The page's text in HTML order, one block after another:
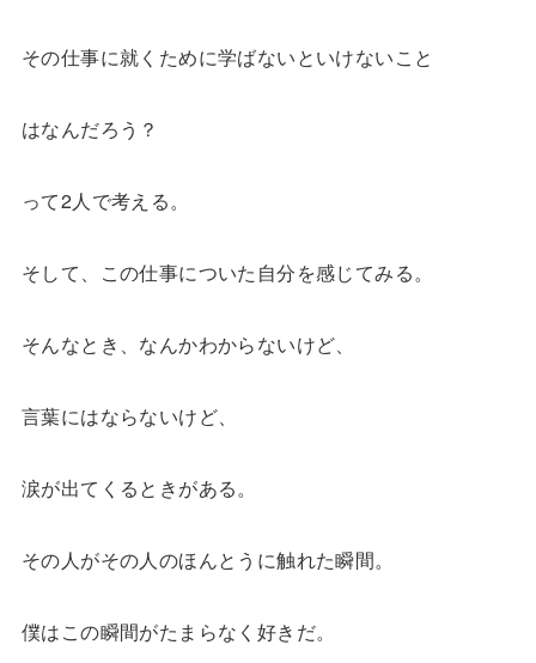
その仕事に就くために学ばないといけないこと
はなんだろう？
って2人で考える。
そして、この仕事についた自分を感じてみる。
そんなとき、なんかわからないけど、
言葉にはならないけど、
涙が出てくるときがある。
その人がその人のほんとうに触れた瞬間。
僕はこの瞬間がたまらなく好きだ。